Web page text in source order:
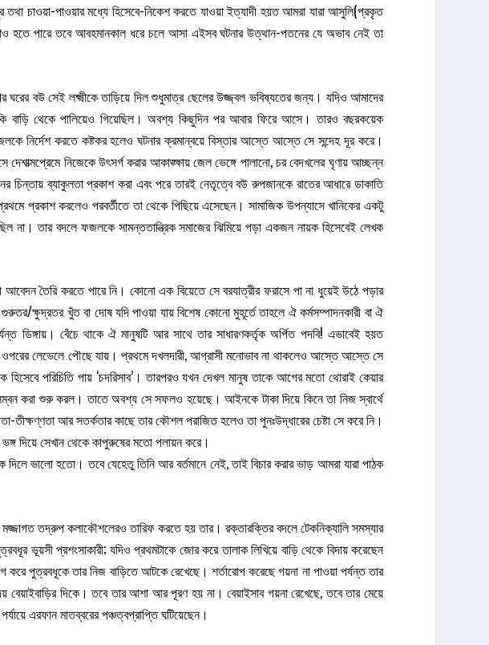
তথা চাওয়া-পাওয়ার মধ্যে হিসেবে-নিকেশ করতে যাওয়া ইত্যাদী হয়ত আমরা যারা আসুলি(প্রকৃত
হতে পারে তবে আবহমানকাল ধরে চলে আসা এইসব ঘটনার উত্থান-পতনের যে অভাব নেই তা
বউ সেই লক্ষ্মীকে তাড়িয়ে দিল শুধুমাত্র ছেলের উজ্জ্বল ভবিষ্যতের জন্য। যদিও আমাদের
বাড়ি থেকে পালিয়েও গিয়েছিল। অবশ্য কিছুদিন পর আবার ফিরে আসে। তারও বছরকয়েক
নির্দেশ করতে কষ্টকর হলেও ঘটনার ক্রমান্বয়ে বিস্তার আস্তে আস্তে সে সন্দেহ দূর করে।
নিজেকে উৎসর্গ করার আকাঙ্ক্ষায় জেল ভেঙ্গে পালানো, চর বেদখলের ঘৃণায় আচ্ছন্ন
চিন্তায় ব্যাকুলতা প্রকাশ করা এবং পরে তারই নেতৃত্বে বউ রুপজানকে রাতের আধারে ডাকাতি
প্রকাশ করলেও পরবর্তীতে তা থেকে পিছিয়ে এসেছেন। সামাজিক উপন্যাসে খানিকের একটু
না। তার বদলে ফজলকে সামন্ততান্ত্রিক সমাজের ঝিমিয়ে পড়া একজন নায়ক হিসেবেই লেখক
তৈরি করতে পারে নি। কোনো এক বিয়েতে সে বরযাত্রীর ফরাসে পা না ধুয়েই উঠে পড়ার
ক্ষুদ্রতর খুঁত বা দোষ যদি পাওয়া যায় বিশেষ কোনো মুহূর্তে তাহলে ঐ কর্মসম্পাদনকারী বা ঐ
ডিঙ্গায়। বেঁচে থাকে ঐ মানুষটি আর সাথে তার সাধারণকর্তৃক অর্পিত পদবি! এভাবেই হয়ত
লেভেলে পৌছে যায়। প্রথমে দখলদারী, আগ্রাসী মনোভাব না থাকলেও আস্তে আস্তে সে
হিসেবে পরিচিতি পায় ‘চদরিসাব’। তারপরও যখন দেখল মানুষ তাকে আগের মতো থোরাই কেয়ার
করা শুরু করল। তাতে অবশ্য সে সফলও হয়েছে। আইনকে টাকা দিয়ে কিনে তা নিজ স্বার্থে
তীক্ষণ্ণতা আর সতর্কতার কাছে তার কৌশল পরাজিত হলেও তা পুনঃউদ্ধারের চেষ্টা সে করে নি।
দিয়ে সেখান থেকে কাপুরুষের মতো পলায়ন করে।
ভালো হতো। তবে যেহেতু তিনি আর বর্তমানে নেই, তাই বিচার করার ভাড় আমরা যারা পাঠক
তদ্রুপ কলাকৌশলেরও তারিফ করতে হয় তার। রক্তারক্তির বদলে টেকনিক্যালি সমস্যার
ভূয়সী প্রশংসাকারী; যদিও প্রথমটাকে জোর করে তালাক লিখিয়ে বাড়ি থেকে বিদায় করেছেন
পুত্রবধূকে তার নিজ বাড়িতে আটকে রেখেছে। শর্তারোপ করেছে গয়না না পাওয়া পর্যন্ত তার
দিকে। তবে তার আশা আর পূরণ হয় না। বেয়াইসাব গয়না রেখেছে, তবে তার মেয়ে
এরফান মাতব্বরের পঞ্চত্বপ্রাপ্তি ঘটিয়েছেন।